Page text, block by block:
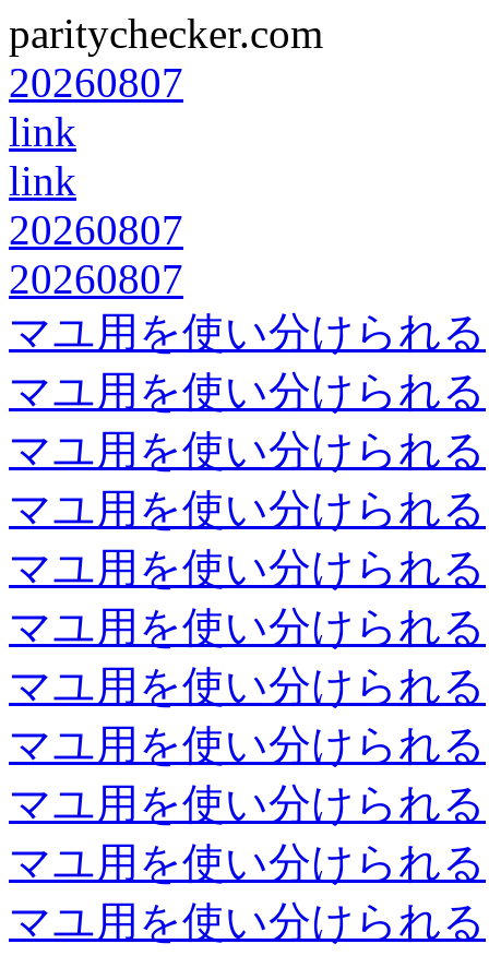
paritychecker.com
20260807
link
link
20260807
20260807
マユ用を使い分けられる
マユ用を使い分けられる
マユ用を使い分けられる
マユ用を使い分けられる
マユ用を使い分けられる
マユ用を使い分けられる
マユ用を使い分けられる
マユ用を使い分けられる
マユ用を使い分けられる
マユ用を使い分けられる
マユ用を使い分けられる